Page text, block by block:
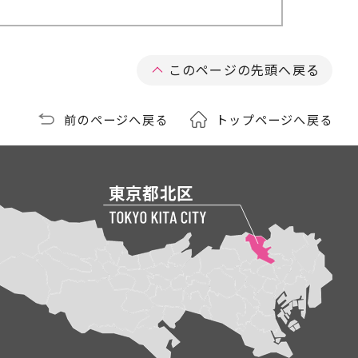
このページの先頭へ戻る
前のページへ戻る トップページへ戻る